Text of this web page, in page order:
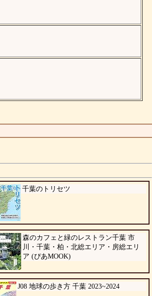
千葉のトリセツ
森のカフェと緑のレストラン千葉 市
川・千葉・柏・北総エリア・房総エリ
ア (ぴあMOOK)
J08 地球の歩き方 千葉 2023~2024